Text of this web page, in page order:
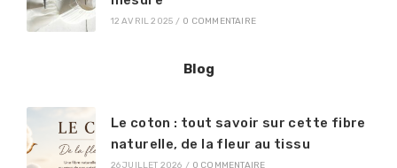
12 AVRIL 2025 / 0 COMMENTAIRE
Blog
Le coton : tout savoir sur cette fibre
naturelle, de la fleur au tissu
26 JUILLET 2026 / 0 COMMENTAIRE